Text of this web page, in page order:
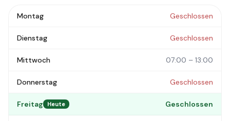
Montag Geschlossen
Dienstag Geschlossen
Mittwoch 07:00 – 13:00
Donnerstag Geschlossen
Freitag Heute Geschlossen